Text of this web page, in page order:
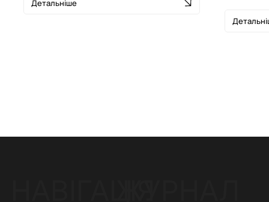
Детальніше